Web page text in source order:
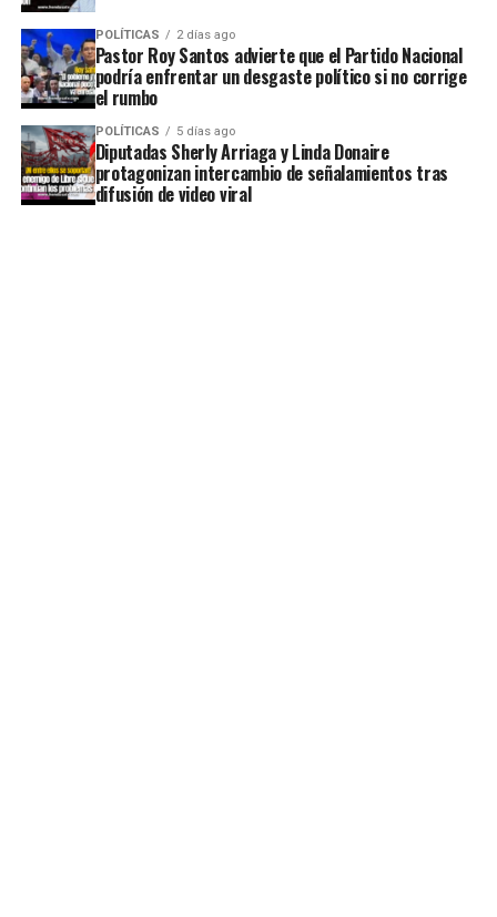
POLÍTICAS 2 días ago
Pastor Roy Santos advierte que el Partido Nacional
podría enfrentar un desgaste político si no corrige
el rumbo
POLÍTICAS 5 días ago
Diputadas Sherly Arriaga y Linda Donaire
protagonizan intercambio de señalamientos tras
difusión de video viral